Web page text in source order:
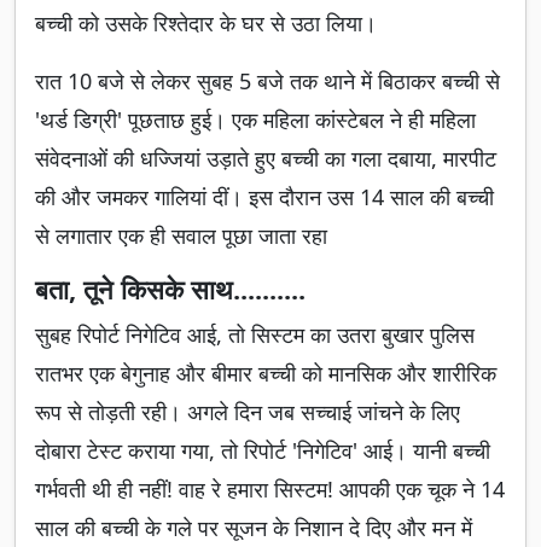
बच्ची को उसके रिश्तेदार के घर से उठा लिया।
रात 10 बजे से लेकर सुबह 5 बजे तक थाने में बिठाकर बच्ची से
'थर्ड डिग्री' पूछताछ हुई। एक महिला कांस्टेबल ने ही महिला
संवेदनाओं की धज्जियां उड़ाते हुए बच्ची का गला दबाया, मारपीट
की और जमकर गालियां दीं। इस दौरान उस 14 साल की बच्ची
से लगातार एक ही सवाल पूछा जाता रहा
बता, तूने किसके साथ..........
सुबह रिपोर्ट निगेटिव आई, तो सिस्टम का उतरा बुखार पुलिस
रातभर एक बेगुनाह और बीमार बच्ची को मानसिक और शारीरिक
रूप से तोड़ती रही। अगले दिन जब सच्चाई जांचने के लिए
दोबारा टेस्ट कराया गया, तो रिपोर्ट 'निगेटिव' आई। यानी बच्ची
गर्भवती थी ही नहीं! वाह रे हमारा सिस्टम! आपकी एक चूक ने 14
साल की बच्ची के गले पर सूजन के निशान दे दिए और मन में